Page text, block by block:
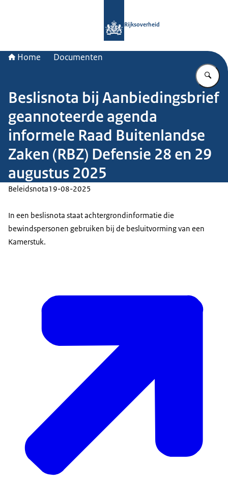
Rijksoverheid
Home Documenten
Beslisnota bij Aanbiedingsbrief
geannoteerde agenda
informele Raad Buitenlandse
Zaken (RBZ) Defensie 28 en 29
augustus 2025
Beleidsnota19-08-2025
In een beslisnota staat achtergrondinformatie die
bewindspersonen gebruiken bij de besluitvorming van een
Kamerstuk.